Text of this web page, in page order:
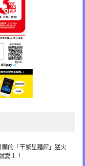
的「王繁星麵館」猛火
愛上！